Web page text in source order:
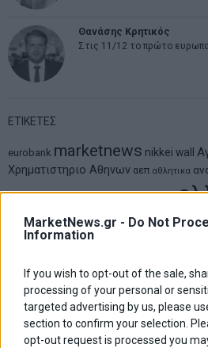
MarketNews.gr - Do Not
Information
If you wish to opt-out of the sale,
processing of your personal or
targeted advertising by us, please
section to confirm your selection.
opt-out request is processed you
Θανάσης Κρητικός
Στις 11/12 το πρώτο
ΕΤΙΚΕΤΕΣ
eurobank marketnews nikkei wall
Χρηματιστηριο Αθηνων αεπ αθλητικα
δντεκλογες
επικαιροτητα επιχειρησεις ευρω
χρηματιστηριαευρωπη
οικονομιαομολογα πετρελαιο
συριζατουρκια τραπεζες